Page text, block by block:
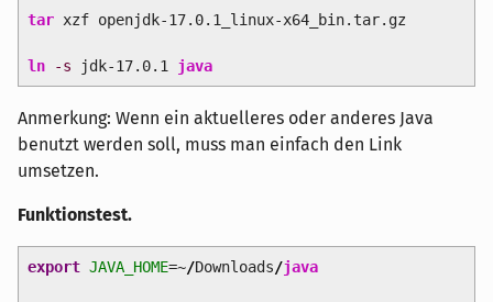
tarxzf openjdk-17.0.1_linux-x64_bin.tar.gz
ln -s jdk-17.0.1 java
Anmerkung: Wenn ein aktuelleres oder anderes Java
benutzt werden soll, muss man einfach den Link
umsetzen.
Funktionstest.
export JAVA_HOME=~/Downloads/java